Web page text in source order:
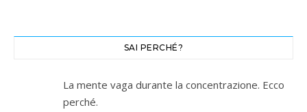
SAI PERCHÉ?
La mente vaga durante la concentrazione. Ecco
perché.